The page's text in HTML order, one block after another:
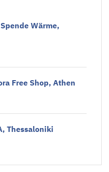
Wärme,
Free Shop, Athen
Thessaloniki